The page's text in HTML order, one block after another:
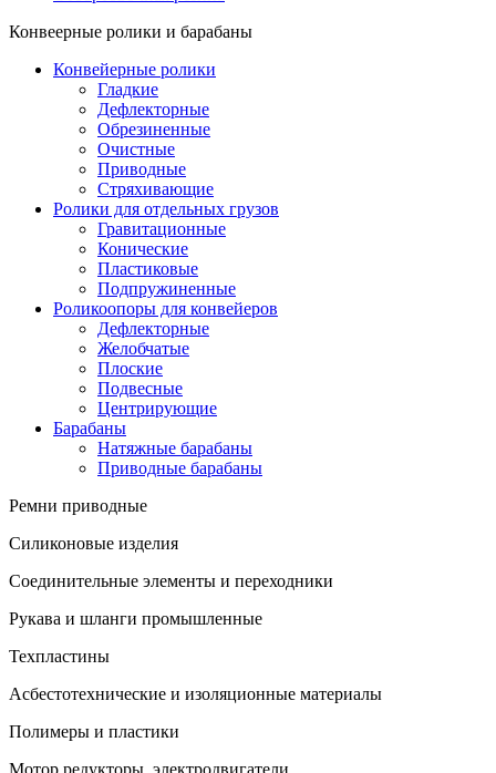
Конвеерные ролики и барабаны
Конвейерные ролики
Гладкие
Дефлекторные
Обрезиненные
Очистные
Приводные
Стряхивающие
Ролики для отдельных грузов
Гравитационные
Конические
Пластиковые
Подпружиненные
Роликоопоры для конвейеров
Дефлекторные
Желобчатые
Плоские
Подвесные
Центрирующие
Барабаны
Натяжные барабаны
Приводные барабаны
Ремни приводные
Силиконовые изделия
Соединительные элементы и переходники
Рукава и шланги промышленные
Техпластины
Асбестотехнические и изоляционные материалы
Полимеры и пластики